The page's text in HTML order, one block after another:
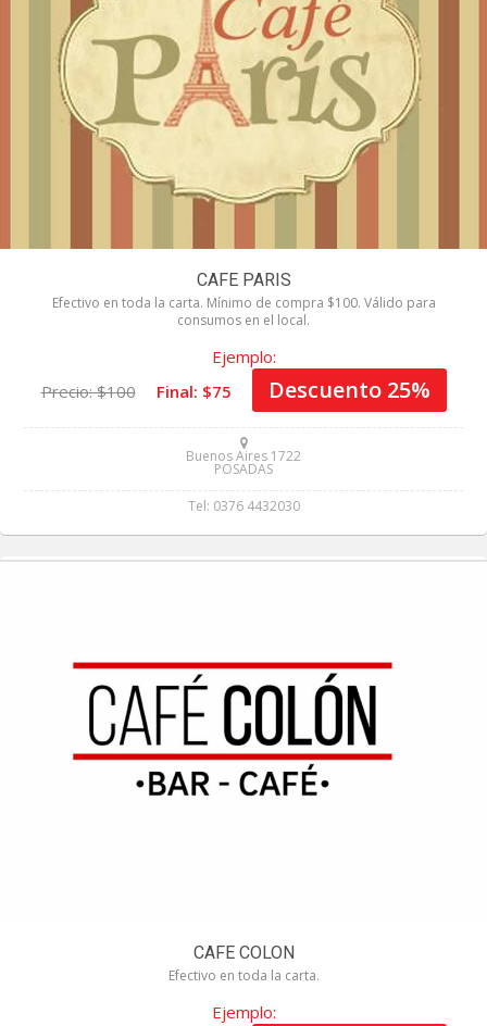
CAFE PARIS
Efectivo en toda la carta. Mínimo de compra $100. Válido para
consumos en el local.
Ejemplo:
Precio: $100
Final: $75 Descuento 25%
Buenos Aires 1722
POSADAS
Tel: 0376 4432030
CAFE COLON
Efectivo en toda la carta.
Ejemplo: